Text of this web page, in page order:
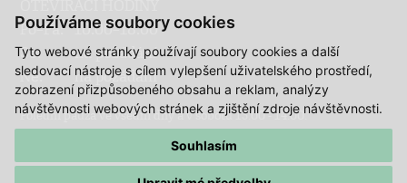
Používáme soubory cookies
Tyto webové stránky používají soubory cookies a další
sledovací nástroje s cílem vylepšení uživatelského prostředí,
zobrazení přizpůsobeného obsahu a reklam, analýzy
návštěvnosti webových stránek a zjištění zdroje návštěvnosti.
Souhlasím
Po–Pá:
10.00–18.00
So:
na požádání
Ne:
na požádání
Polední pauza ve všední dny a v sobotu 13:00 - 14:00.